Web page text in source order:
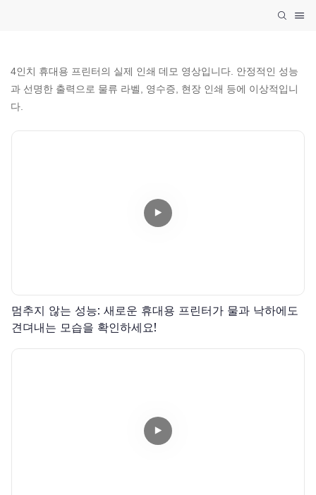
4인치 휴대용 프린터의 실제 인쇄 데모 영상입니다. 안정적인 성능
과 선명한 출력으로 물류 라벨, 영수증, 현장 인쇄 등에 이상적입니
다.
멈추지 않는 성능: 새로운 휴대용 프린터가 물과 낙하에도
견뎌내는 모습을 확인하세요!